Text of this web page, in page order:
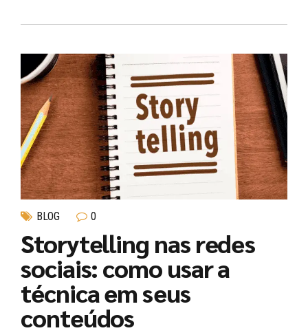
BLOG 0
Storytelling nas redes
sociais: como usar a
técnica em seus
conteúdos